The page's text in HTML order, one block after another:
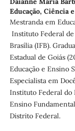
Educação, Ciência
Mestranda em
Instituto Federal de
Brasília (IFB).
Estadual de Goiás
Educação e Ensino
Especialista em
Instituto Federal do
Ensino
Distrito Federal.